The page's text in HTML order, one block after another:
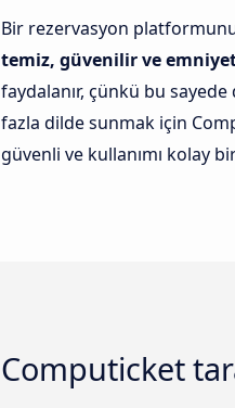
Bir rezervasyon
temiz, güvenilir ve
faydalanır, çünkü bu
fazla dilde sunmak için
güvenli ve kullanımı kolay
Computicket